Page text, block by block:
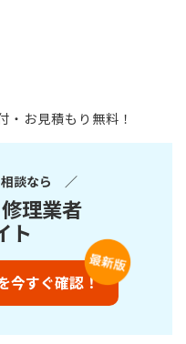
・お見積もり無料！
相談なら ／
理業者
ト
今すぐ確認！